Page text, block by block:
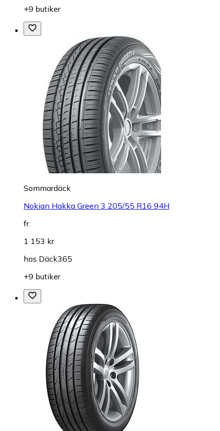
+9 butiker
Sommardäck
Nokian Hakka Green 3 205/55 R16 94H
fr.
1 153 kr
hos Däck365
+9 butiker